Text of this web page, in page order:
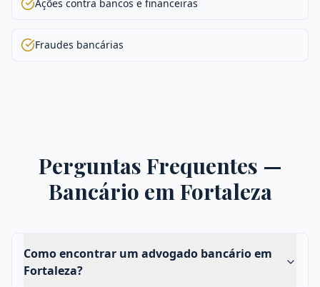
Ações contra bancos e financeiras
Fraudes bancárias
Perguntas Frequentes —
Bancário emFortaleza
Como encontrar um advogado bancário em
Fortaleza?